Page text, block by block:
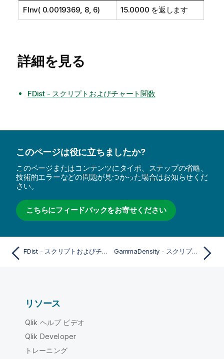
FInv( 0.0019369, 8, 6) 15.0000 を返します
詳細を見る
FDist - スクリプトおよびチャート関数
このページは役に立ちましたか?
このページまたはコンテンツにタイポ、ステップの省略、
技術的エラーなどの問題が見つかった場合はお知らせくだ
さい。
こちらにフィードバックをお寄せください
FDist - スクリプトおよびチャート関数 GammaDensity - スクリプトおよびチャート関数
リソース
Qlik ヘルプ ビデオ
Qlik Developer
トレーニング